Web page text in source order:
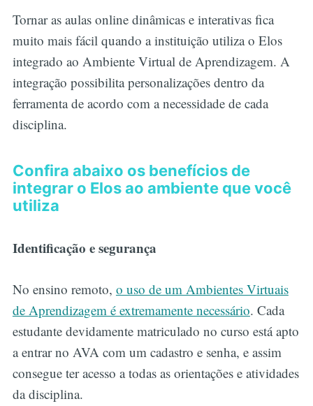
Tornar as aulas online dinâmicas e interativas fica
muito mais fácil quando a instituição utiliza o Elos
integrado ao Ambiente Virtual de Aprendizagem. A
integração possibilita personalizações dentro da
ferramenta de acordo com a necessidade de cada
disciplina.
Confira abaixo os benefícios de
integrar o Elos ao ambiente que você
utiliza
Identificação e segurança
No ensino remoto, o uso de um Ambientes Virtuais
de Aprendizagem é extremamente necessário. Cada
estudante devidamente matriculado no curso está apto
a entrar no AVA com um cadastro e senha, e assim
consegue ter acesso a todas as orientações e atividades
da disciplina.